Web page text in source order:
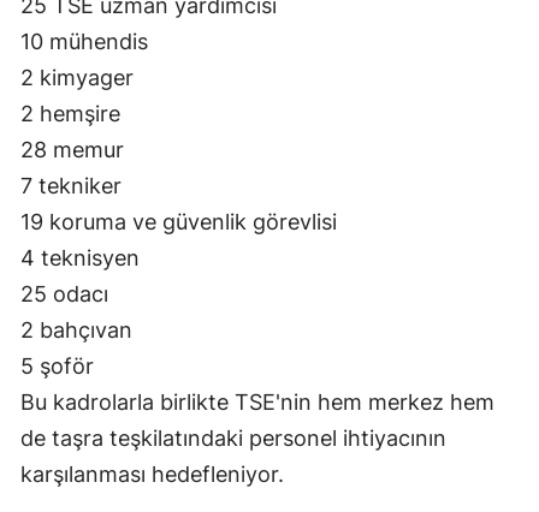
25 TSE uzman yardımcısı
10 mühendis
2 kimyager
2 hemşire
28 memur
7 tekniker
19 koruma ve güvenlik görevlisi
4 teknisyen
25 odacı
2 bahçıvan
5 şoför
Bu kadrolarla birlikte TSE'nin hem merkez hem
de taşra teşkilatındaki personel ihtiyacının
karşılanması hedefleniyor.